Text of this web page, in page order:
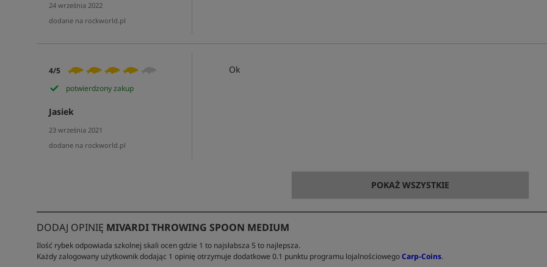
24 września 2022
dodane na rockworld.pl
4/5
potwierdzony zakup
Jasiek
23 września 2021
dodane na rockworld.pl
Ok
POKAŻ WSZYSTKIE
DODAJ OPINIĘ MIVARDI THROWING SPOON MEDIUM
Ilość rybek odpowiada szkolnej skali ocen gdzie 1 to najsłabsza 5 to najlepsza.
Każdy zalogowany użytkownik dodając 1 opinię otrzymuje dodatkowe 0.1 punktu programu lojalnościowegoCarp-Coins.